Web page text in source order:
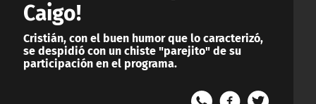
Caigo!
Cristián, con el buen humor que lo caracterizó,
se despidió con un chiste "parejito" de su
participación en el programa.